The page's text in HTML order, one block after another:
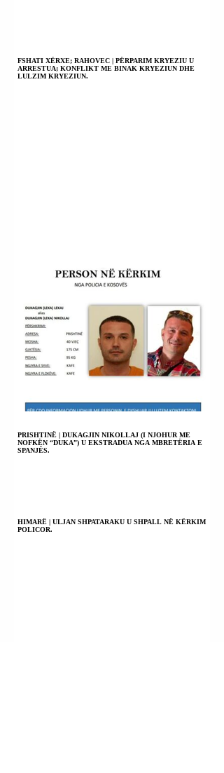
FSHATI XËRXE; RAHOVEC | PËRPARIM KRYEZIU U
ARRESTUA; KONFLIKT ME BINAK KRYEZIUN DHE
LULZIM KRYEZIUN.
PRISHTINË | DUKAGJIN NIKOLLAJ (I NJOHUR ME
NOFKËN “DUKA”) U EKSTRADUA NGA MBRETËRIA E
SPANJËS.
HIMARË | ULJAN SHPATARAKU U SHPALL NË KËRKIM
POLICOR.